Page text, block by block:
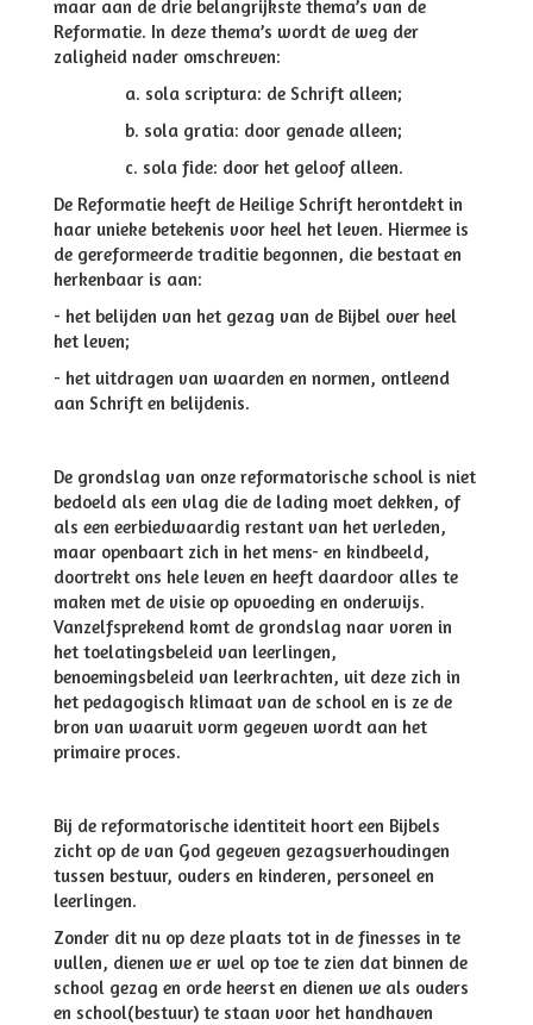
maar aan de drie belangrijkste thema’s van de
Reformatie. In deze thema’s wordt de weg der
zaligheid nader omschreven:
a. sola scriptura: de Schrift alleen;
b. sola gratia: door genade alleen;
c. sola fide: door het geloof alleen.
De Reformatie heeft de Heilige Schrift herontdekt in
haar unieke betekenis voor heel het leven. Hiermee is
de gereformeerde traditie begonnen, die bestaat en
herkenbaar is aan:
- het belijden van het gezag van de Bijbel over heel
het leven;
- het uitdragen van waarden en normen, ontleend
aan Schrift en belijdenis.
De grondslag van onze reformatorische school is niet
bedoeld als een vlag die de lading moet dekken, of
als een eerbiedwaardig restant van het verleden,
maar openbaart zich in het mens- en kindbeeld,
doortrekt ons hele leven en heeft daardoor alles te
maken met de visie op opvoeding en onderwijs.
Vanzelfsprekend komt de grondslag naar voren in
het toelatingsbeleid van leerlingen,
benoemingsbeleid van leerkrachten, uit deze zich in
het pedagogisch klimaat van de school en is ze de
bron van waaruit vorm gegeven wordt aan het
primaire proces.
Bij de reformatorische identiteit hoort een Bijbels
zicht op de van God gegeven gezagsverhoudingen
tussen bestuur, ouders en kinderen, personeel en
leerlingen.
Zonder dit nu op deze plaats tot in de finesses in te
vullen, dienen we er wel op toe te zien dat binnen de
school gezag en orde heerst en dienen we als ouders
en school(bestuur) te staan voor het handhaven